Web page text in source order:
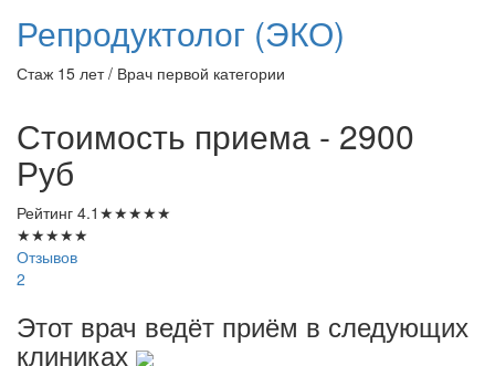
Репродуктолог (ЭКО)
Стаж 15 лет / Врач первой категории
Стоимость приема - 2900
Руб
Рейтинг 4.1 ★★★★★
★★★★★
Отзывов
2
Этот врач ведёт приём в следующих
клиниках